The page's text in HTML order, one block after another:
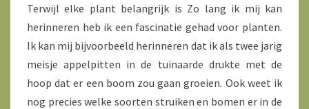
Terwijl elke plant belangrijk is Zo lang ik mij kan
herinneren heb ik een fascinatie gehad voor planten.
Ik kan mij bijvoorbeeld herinneren dat ik als twee jarig
meisje appelpitten in de tuinaarde drukte met de
hoop dat er een boom zou gaan groeien. Ook weet ik
nog precies welke soorten struiken en bomen er in de